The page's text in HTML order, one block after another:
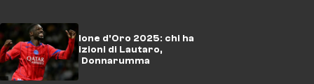
Classifica Pallone d'Oro 2025: chi ha
vinto e le posizioni di Lautaro,
McTominay e Donnarumma